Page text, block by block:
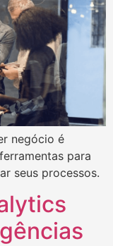
negócio é
para
seus processos.